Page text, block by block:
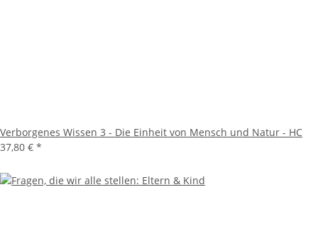
Verborgenes Wissen 3 - Die Einheit von Mensch und Natur - HC
37,80 € *